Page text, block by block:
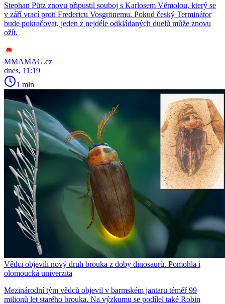
Stephan Pütz znovu připustil souboj s Karlosem Vémolou, který se
v září vrací proti Fredericu Vosgrönemu. Pokud český Terminátor
bude pokračovat, jeden z nejdéle odkládaných duelů může znovu
ožít.
MMAMAG.cz
dnes, 11:19
1 min
Vědci objevili nový druh brouka z doby dinosaurů. Pomohla i
olomoucká univerzita
Mezinárodní tým vědců objevil v barmském jantaru téměř 99
milionů let starého brouka. Na výzkumu se podílel také Robin